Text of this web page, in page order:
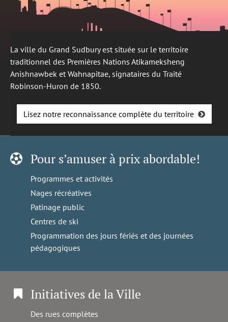
La ville du Grand Sudbury est située sur le territoire
traditionnel des Premières Nations Atikameksheng
Anishnawbek et Wahnapitae, signataires du Traité
Robinson-Huron de 1850.
Lisez notre reconnaissance complète du territoire
Pour s’amuser à prix abordable!
Programmes et activités
Nages récréatives
Patinage public
Centres de ski
Programmation des jours fériés et des journées
pédagogiques
Initiatives de la Ville
Des rues complètes